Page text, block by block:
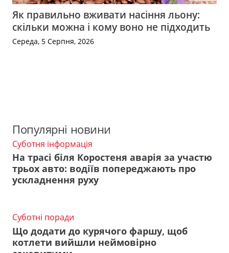
Як правильно вживати насіння льону:
скільки можна і кому воно не підходить
Середа, 5 Серпня, 2026
Популярні новини
Суботня інформація
На трасі біля Коростеня аварія за участю
трьох авто: водіїв попереджають про
ускладнення руху
Суботні поради
Що додати до курячого фаршу, щоб
котлети вийшли неймовірно